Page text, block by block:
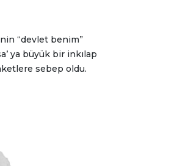
“devlet benim”
ya büyük bir inkılap
sebep oldu.